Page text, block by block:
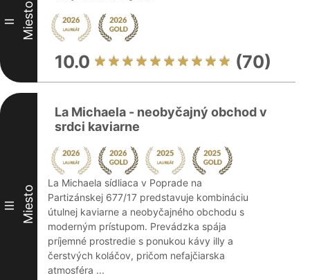
II Miesto
10.0 (70)
III Miesto
La Michaela - neobyčajný obchod v
srdci kaviarne
La Michaela sídliaca v Poprade na
Partizánskej 677/17 predstavuje kombináciu
útulnej kaviarne a neobyčajného obchodu s
moderným prístupom. Prevádzka spája
príjemné prostredie s ponukou kávy illy a
čerstvých koláčov, pričom nefajčiarska
atmosféra ...